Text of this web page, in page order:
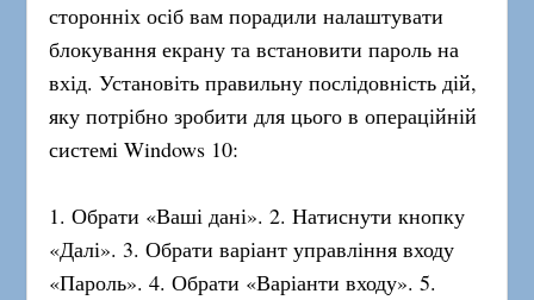
сторонніх осіб вам порадили налаштувати
блокування екрану та встановити пароль на
вхід. Установіть правильну послідовність дій,
яку потрібно зробити для цього в операційній
системі Windows 10:
1. Обрати «Ваші дані». 2. Натиснути кнопку
«Далі». 3. Обрати варіант управління входу
«Пароль». 4. Обрати «Варіанти входу». 5.